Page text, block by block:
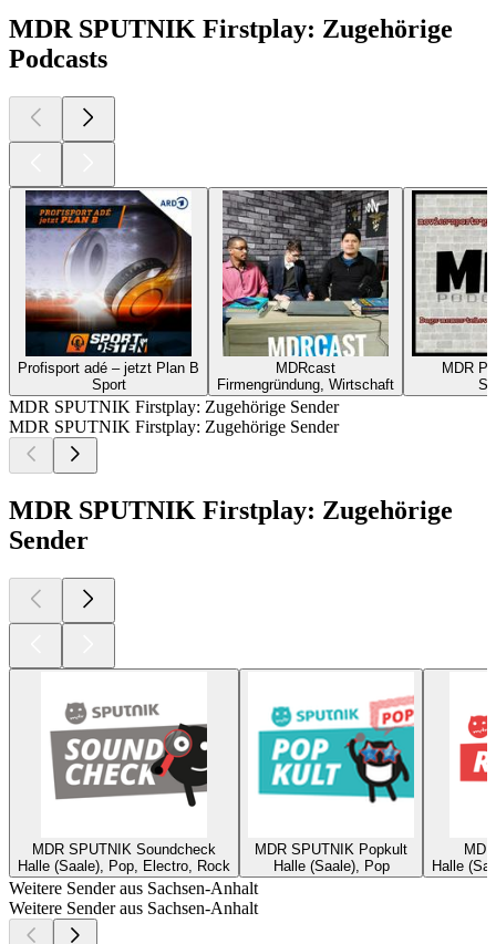
MDR SPUTNIK Firstplay: Zugehörige
Podcasts
Profisport adé – jetzt Plan B
Sport
MDRcast
Firmengründung, Wirtschaft
MDR
MDR SPUTNIK Firstplay: Zugehörige Sender
MDR SPUTNIK Firstplay: Zugehörige Sender
MDR SPUTNIK Firstplay: Zugehörige
Sender
MDR SPUTNIK Soundcheck
Halle (Saale), Pop, Electro, Rock
MDR SPUTNIK Popkult
Halle (Saale), Pop
Halle
Weitere Sender aus Sachsen-Anhalt
Weitere Sender aus Sachsen-Anhalt